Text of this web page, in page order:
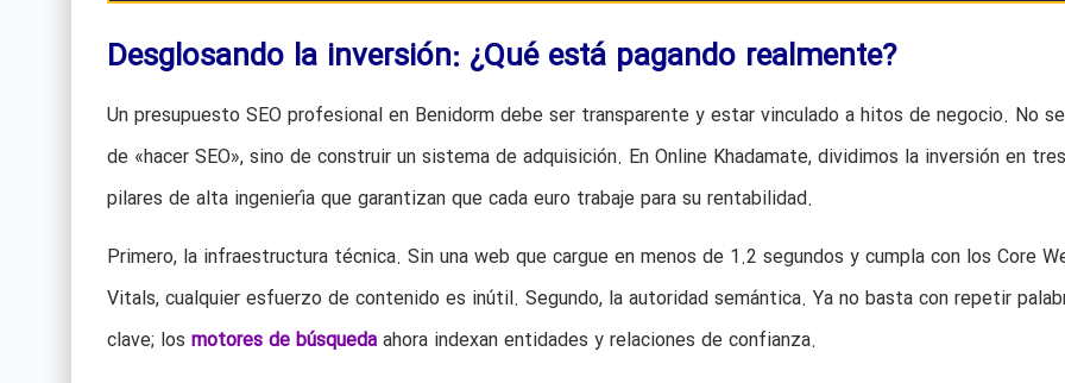
Desglosando la inversión: ¿Qué está pagando realmente?
Un presupuesto SEO profesional en Benidorm debe ser transparente y estar vinculado a hitos de negocio. No
de «hacer SEO», sino de construir un sistema de adquisición. En Online Khadamate, dividimos la inversión en tres
pilares de alta ingeniería que garantizan que cada euro trabaje para su rentabilidad.
Primero, la infraestructura técnica. Sin una web que cargue en menos de 1.2 segundos y cumpla con los Core
Vitals, cualquier esfuerzo de contenido es inútil. Segundo, la autoridad semántica. Ya no basta con repetir
clave; los motores de búsquedaahora indexan entidades y relaciones de confianza.